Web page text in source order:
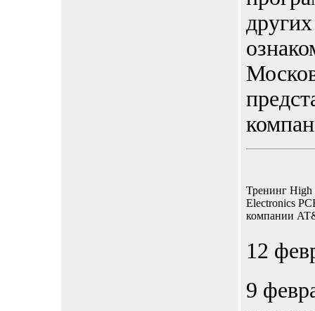
Тренинг High
Electronics
компании
12
9